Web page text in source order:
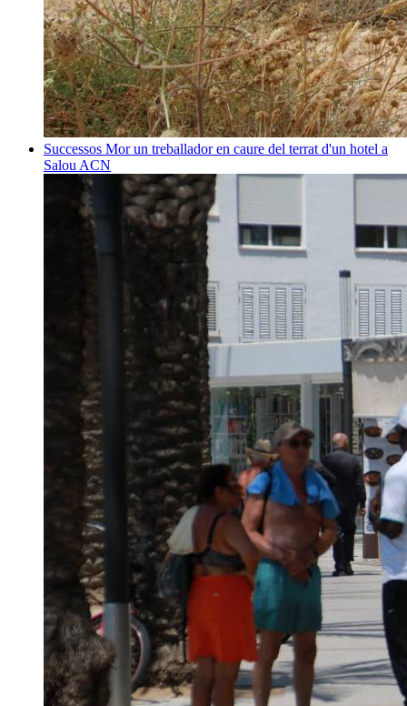
Successos Mor un treballador en caure del terrat d'un hotel a
Salou ACN